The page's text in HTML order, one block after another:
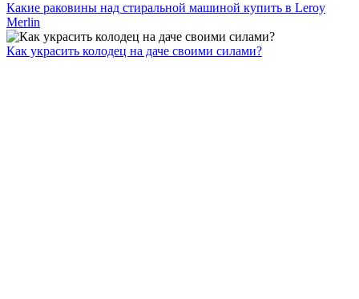
Какие раковины над стиральной машиной купить в Leroy
Merlin
Как украсить колодец на даче своими силами?